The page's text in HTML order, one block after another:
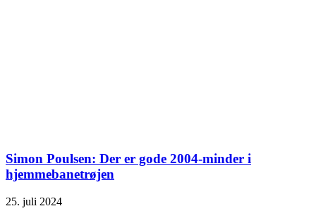
Simon Poulsen: Der er gode 2004-minder i
hjemmebanetrøjen
25. juli 2024